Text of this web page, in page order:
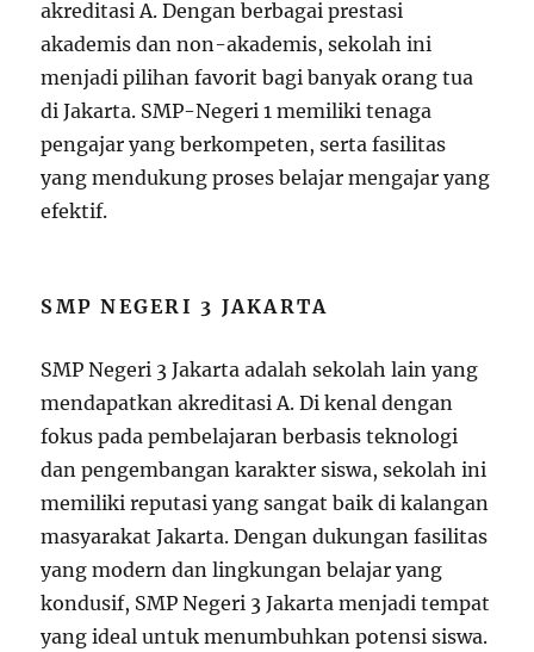
akreditasi A. Dengan berbagai prestasi
akademis dan non-akademis, sekolah ini
menjadi pilihan favorit bagi banyak orang tua
di Jakarta. SMP-Negeri 1 memiliki tenaga
pengajar yang berkompeten, serta fasilitas
yang mendukung proses belajar mengajar yang
efektif.
SMP NEGERI 3 JAKARTA
SMP Negeri 3 Jakarta adalah sekolah lain yang
mendapatkan akreditasi A. Di kenal dengan
fokus pada pembelajaran berbasis teknologi
dan pengembangan karakter siswa, sekolah ini
memiliki reputasi yang sangat baik di kalangan
masyarakat Jakarta. Dengan dukungan fasilitas
yang modern dan lingkungan belajar yang
kondusif, SMP Negeri 3 Jakarta menjadi tempat
yang ideal untuk menumbuhkan potensi siswa.